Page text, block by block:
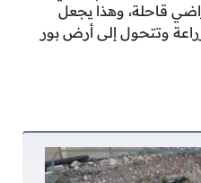
قاحلة، وهذا يجعل
وتتحول إلى أرض بور